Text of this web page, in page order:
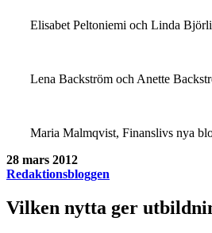
Elisabet Peltoniemi och Linda
Lena Backström och Anette
Maria Malmqvist, Finanslivs nya
28 mars 2012
Redaktionsbloggen
Vilken nytta ger